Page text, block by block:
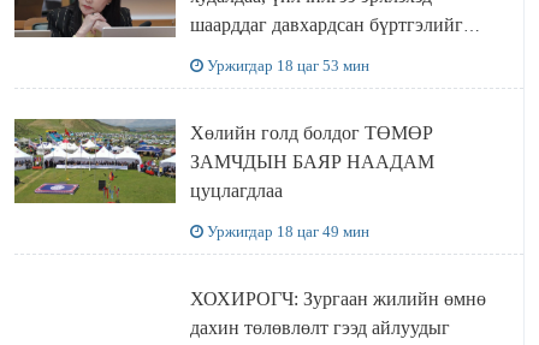
шаарддаг давхардсан бүртгэлийг
хүчингүй болгох тогтоолын төслийг
баталлаа
Уржигдар 18 цаг 53 мин
Хөлийн голд болдог ТӨМӨР
ЗАМЧДЫН БАЯР НААДАМ
цуцлагдлаа
Уржигдар 18 цаг 49 мин
ХОХИРОГЧ: Зургаан жилийн өмнө
дахин төлөвлөлт гээд айлуудыг